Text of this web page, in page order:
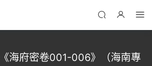
海府密卷001-006》（海南專